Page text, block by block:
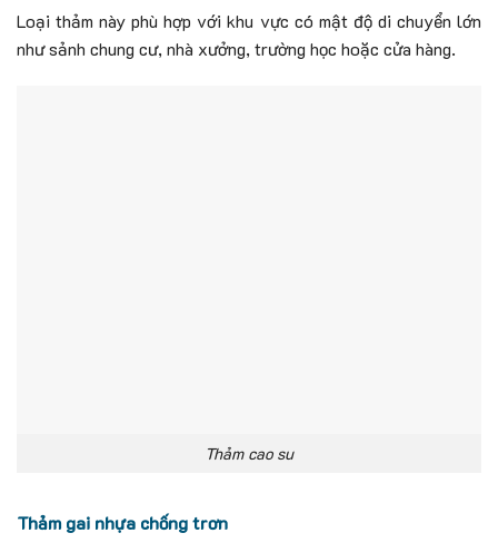
Loại thảm này phù hợp với khu vực có mật độ di chuyển lớn
như sảnh chung cư, nhà xưởng, trường học hoặc cửa hàng.
Thảm cao su
Thảm gai nhựa chống trơn